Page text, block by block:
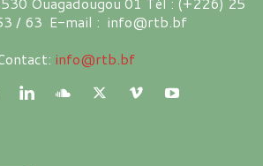
/ 63 E-mail : info@rtb.bf
info@rtb.bf